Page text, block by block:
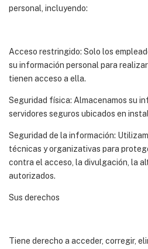
personal, incluyendo:
Acceso restringido: Solo los
su información personal para
tienen acceso a ella.
Seguridad física: Almacenamos su
servidores seguros ubicados en
Seguridad de la información:
técnicas y organizativas para
contra el acceso, la divulgación, la
autorizados.
Sus derechos
Tiene derecho a acceder, corregir,